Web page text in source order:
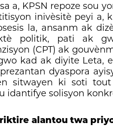
a, KPSN repoze sou
inivèsitè peyi a,
la, ansanm ak
politik, pati ak
(CPT) ak
kad ak diyite Leta,
dyaspora
sitwayen ki soti
idantifye solisyon
alantou twa